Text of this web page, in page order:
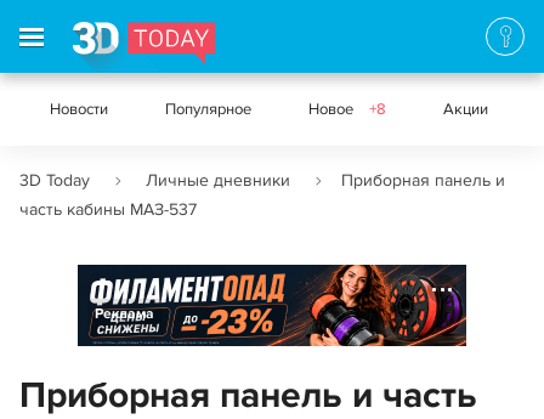
Новости Популярное Новое +8 Акции
3D Today Личные дневники
Приборная панель и
часть кабины МАЗ-537
Реклама
Приборная панель и часть